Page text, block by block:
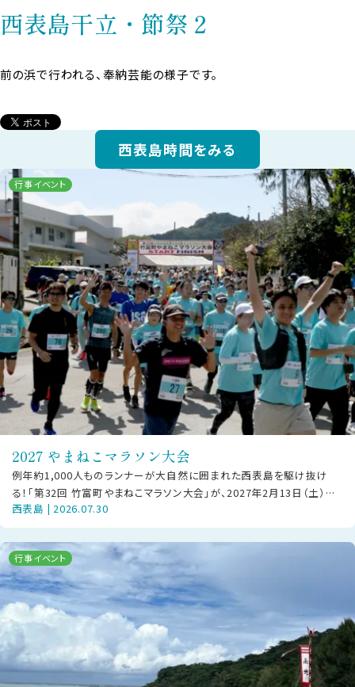
西表島干立・節祭２
前の浜で行われる、奉納芸能の様子です。
西表島時間をみる
行事イベント
2027 やまねこマラソン大会
例年約1,000人ものランナーが大自然に囲まれた西表島を駆け抜け
る！「第32回 竹富町やまねこマラソン大会」が、2027年2月13日（土）に
西部地区で開催されま
西表島 | 2026.07.30
行事イベント